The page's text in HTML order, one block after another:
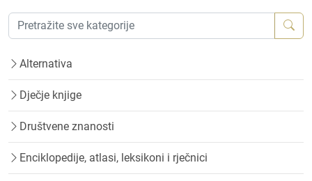
Alternativa
Dječje knjige
Društvene znanosti
Enciklopedije, atlasi, leksikoni i rječnici